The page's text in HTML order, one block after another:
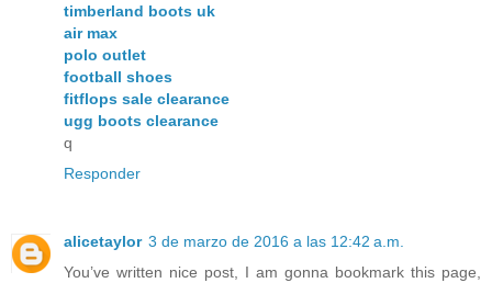
timberland boots uk
air max
polo outlet
football shoes
fitflops sale clearance
ugg boots clearance
q
Responder
alicetaylor 3 de marzo de 2016 a las 12:42 a.m.
You’ve written nice post, I am gonna bookmark this page,